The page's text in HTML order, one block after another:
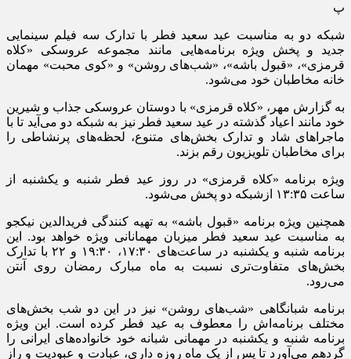
پ
شبکه دو به مناسبت عید سعید فطر با تدارک سه فیلم سینمایی
جدید و پخش ویژه برنامه‌هایی مانند مجموعه عروسکی «کلاه
قرمزی»،‌ «قبول باشه»، «شب‌های روشن» و «کوی محبت» مهمان
خانه مخاطبان خود می‌شود.
به گزارش مهر، «کلاه قرمزی» با دوستان عروسکى جذاب و شیرین
خود مانند اعیاد گذشته در عید سعید فطر نیز به شبکه دو می‌آید تا با
ماجراهاى شاد و تدارک بخش‌های متنوع، لحظه‌های پرنشاطی را
برای مخاطبان تلویزیون رقم بزند.
ویژه برنامه «کلاه قرمزی» در روز عید فطر شنبه و یکشنبه از
ساعت ۱۳:۳۵ ازشبکه دو پخش می‌شود.
همچنین ویژه برنامه «قبول باشه» به تهیه کنندگی فریدالدین نیکجو
به مناسبت عید سعید فطر میزبان مهمانانی ویژه خواهد بود. این
برنامه شنبه و یکشنبه در ساعت‌های ۱۷:۳۰، ۱۹:۳۰ و ۲۲ با تدارک
بخش‌های متفاوت‌تری نسبت به ماه مبارک رمضان روی آنتن
می‌رود.
برنامه شبانگاهى «شب‌های روشن» نیز در این دو شب بخش‌های
مختلف برنامه‌اش را معطوف به عید فطر کرده است. این ویژه
برنامه شنبه و یکشنبه در مهمانی شبانه خود خانواده‌های ایرانی را
گردهم می‌آورد تا پس از یک ماه روزه داری، عبادت و عبودیت و راز